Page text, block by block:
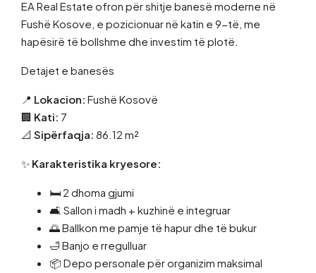
EA Real Estate ofron për shitje banesë moderne në
Fushë Kosove, e pozicionuar në katin e 9-të, me
hapësirë të bollshme dhe investim të plotë.
Detajet e banesës
📍 Lokacion: Fushë Kosovë
🏢 Kati: 7
📐 Sipërfaqja: 86.12 m²
✨ Karakteristika kryesore:
🛏️ 2 dhoma gjumi
🛋️ Sallon i madh + kuzhinë e integruar
🌅 Ballkon me pamje të hapur dhe të bukur
🛁 Banjo e rregulluar
📦 Depo personale për organizim maksimal